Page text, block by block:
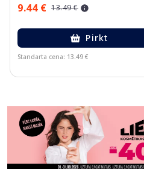
9.44 € 13.49 €
Pirkt
Standarta cena: 13.49 €